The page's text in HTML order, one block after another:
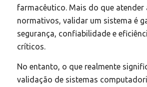
farmacêutico. Mais do que atender
normativos, validar um sistema é
segurança, confiabilidade e
críticos.
No entanto, o que realmente
validação de sistemas